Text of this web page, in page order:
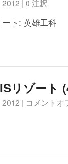
2012 | 0 注釈
ート: 英雄工科
リゾート
2012 | コメントオ